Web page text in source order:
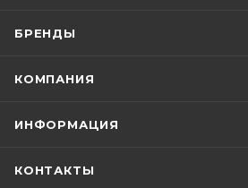
БРЕНДЫ
КОМПАНИЯ
ИНФОРМАЦИЯ
КОНТАКТЫ